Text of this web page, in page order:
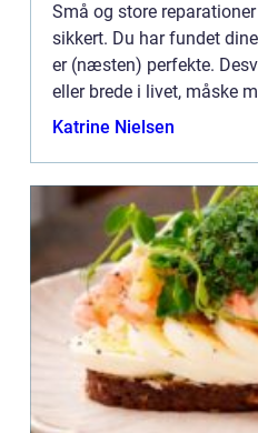
Små og store
sikkert. Du har fundet
er (næsten) perfekte.
eller brede i livet, måske
lynlåsen er i stykker.
Katrine Nielsen